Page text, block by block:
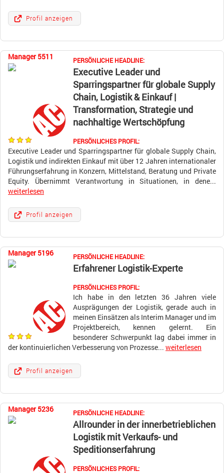
Profil anzeigen
Manager 5511 PERSÖNLICHE HEADLINE:
Executive Leader und
Sparringspartner für globale Supply
Chain, Logistik & Einkauf |
Transformation, Strategie und
nachhaltige Wertschöpfung
PERSÖNLICHES PROFIL:
Executive Leader und Sparringspartner für globale Supply Chain,
Logistik und indirekten Einkauf mit über 12 Jahren internationaler
Führungserfahrung in Konzern, Mittelstand, Beratung und Private
Equity. Übernimmt Verantwortung in Situationen, in dene...
weiterlesen
Profil anzeigen
Manager 5196 PERSÖNLICHE HEADLINE:
Erfahrener Logistik-Experte
PERSÖNLICHES PROFIL:
Ich habe in den letzten 36 Jahren viele
Ausprägungen der Logistik, gerade auch in
meinen Einsätzen als Interim Manager und im
Projektbereich, kennen gelernt. Ein
besonderer Schwerpunkt lag dabei immer in
der kontinuierlichen Verbesserung von Prozesse... weiterlesen
Profil anzeigen
Manager 5236 PERSÖNLICHE HEADLINE:
Allrounder in der innerbetrieblichen
Logistik mit Verkaufs- und
Speditionserfahrung
PERSÖNLICHES PROFIL: